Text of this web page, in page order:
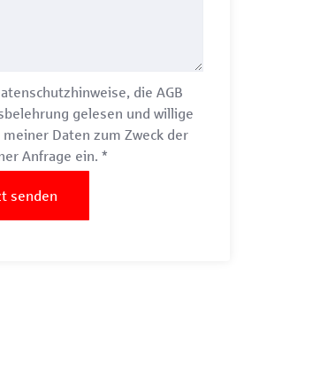
, die AGB
gelesen und willige
Daten zum Zweck der
Anfrage ein.*
senden